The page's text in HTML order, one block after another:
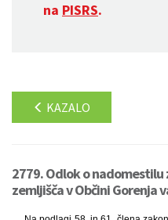
na PISRS.
KAZALO
2779. Odlok o nadomestilu
zemljišča v Občini Gorenja